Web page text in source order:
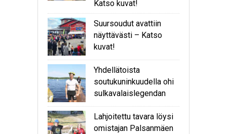
Katso kuvat!
Suursoudut avattiin
näyttävästi – Katso
kuvat!
Yhdellätoista
soutukuninkuudella ohi
sulkavalaislegendan
Lahjoitettu tavara löysi
omistajan Palsanmäen